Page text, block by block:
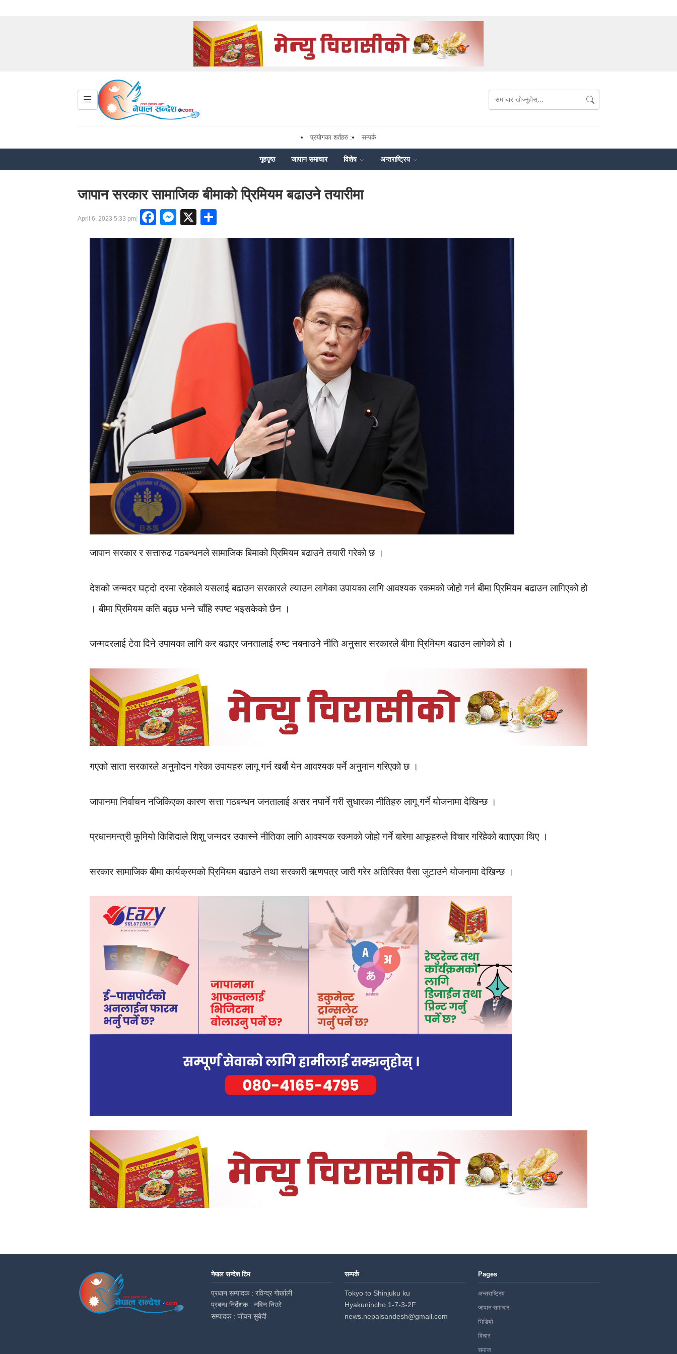
प्रयोगका शर्तहरु : सम्पर्क
गृहपृष्ठ जापान समाचार विशेष अन्तराष्ट्रिय
जापान सरकार सामाजिक बीमाको प्रिमियम बढाउने तयारीमा
April 6, 2023 5:33 pm| Facebook
Messenger
X
जापान सरकार र सत्तारुढ गठबन्धनले सामाजिक बिमाको प्रिमियम बढाउने तयारी गरेको छ ।
देशको जन्मदर घट्दो दरमा रहेकाले यसलाई बढाउन सरकारले ल्याउन लागेका उपायका लागि आवश्यक रकमको जोहो गर्न बीमा प्रिमियम बढाउन लागिएको हो
। बीमा प्रिमियम कति बढ्छ भन्ने चाँहि स्पष्ट भइसकेको छैन ।
जन्मदरलाई टेवा दिने उपायका लागि कर बढाएर जनतालाई रुष्ट नबनाउने नीति अनुसार सरकारले बीमा प्रिमियम बढाउन लागेको हो ।
गएको साता सरकारले अनुमोदन गरेका उपायहरु लागू गर्न खर्बौ येन आवश्यक पर्ने अनुमान गरिएको छ ।
जापानमा निर्वाचन नजिकिएका कारण सत्ता गठबन्धन जनतालाई असर नपार्ने गरी सुधारका नीतिहरु लागू गर्ने योजनामा देखिन्छ ।
प्रधानमन्त्री फुमियो किशिदाले शिशु जन्मदर उकास्ने नीतिका लागि आवश्यक रकमको जोहो गर्ने बारेमा आफूहरुले विचार गरिहेको बताएका थिए ।
सरकार सामाजिक बीमा कार्यक्रमको प्रिमियम बढाउने तथा सरकारी ऋणपत्र जारी गरेर अतिरिक्त पैसा जुटाउने योजनामा देखिन्छ ।
नेपाल सन्देश टिम
प्रधान सम्पादक : रविन्द्र गोर्खाली
प्रबन्ध निर्देशक : नविन निउरे
सम्पादक : जीवन सुबेदी
सम्पर्क
Tokyo to Shinjuku ku
Hyakunincho 1-7-3-2F
news.nepalsandesh@gmail.com
Pages
अन्तराष्ट्रिय
जापान समाचार
भिडियो
विचार
समाज